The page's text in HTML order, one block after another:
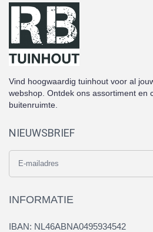
Vind hoogwaardig tuinhout voor al
webshop. Ontdek ons assortiment en
buitenruimte.
NIEUWSBRIEF
INFORMATIE
IBAN: NL46ABNA0495934542